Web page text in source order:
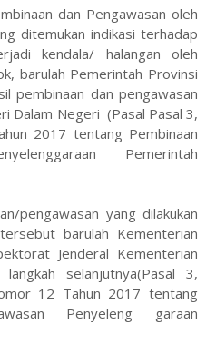
dan Pengawasan oleh
ditemukan indikasi terhadap
kendala/ halangan oleh
barulah Pemerintah Provinsi
pembinaan dan pengawasan
Dalam Negeri (Pasal Pasal 3,
2017 tentang Pembinaan
Pemerintah
pengawasan yang dilakukan
barulah Kementerian
Jenderal Kementerian
selanjutnya(Pasal 3,
12 Tahun 2017 tentang
Penyeleng garaan